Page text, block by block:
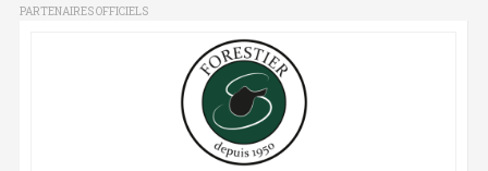
PARTENAIRES OFFICIELS